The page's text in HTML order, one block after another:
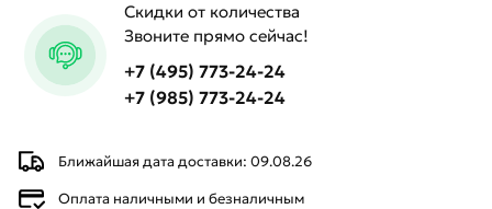
Ближайшая дата доставки: 09.08.26
Оплата наличными и безналичным
Скидки от количества
Звоните прямо сейчас!
+7 (495) 773-24-24
+7 (985) 773-24-24